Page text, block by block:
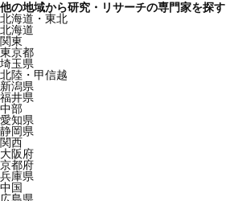
他の地域から研究・リサーチの専門家を探す
北海道・東北
北海道
関東
東京都
埼玉県
北陸・甲信越
新潟県
福井県
中部
愛知県
静岡県
関西
大阪府
京都府
兵庫県
中国